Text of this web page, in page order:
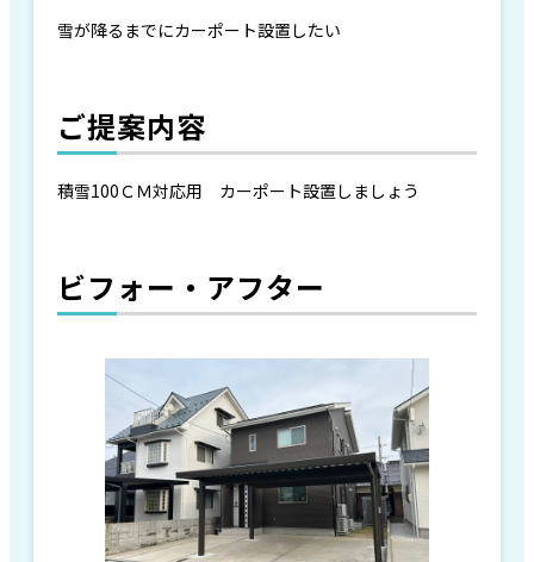
雪が降るまでにカーポート設置したい
ご提案内容
積雪100ＣＭ対応用 カーポート設置しましょう
ビフォー・アフター